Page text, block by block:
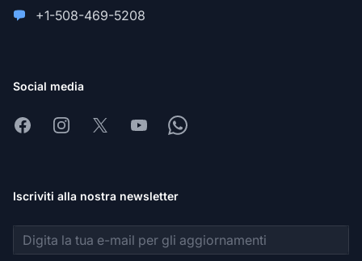
+1-508-469-5208
Social media
FacebookInstagram
X YoutubeWhatsapp
Iscriviti alla nostra newsletter
Indirizzo email